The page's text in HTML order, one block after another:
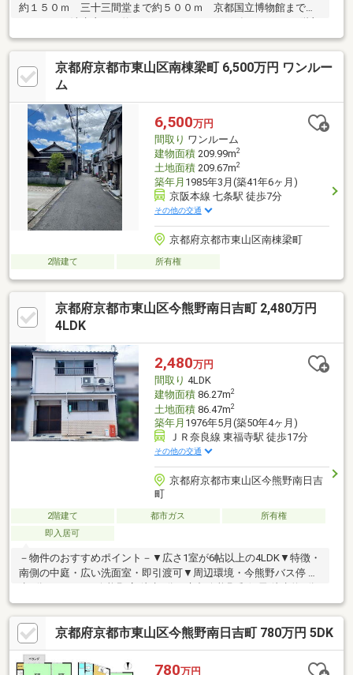
約１５０ｍ 三十三間堂まで約５００ｍ 京都国立博物館まで約
分一部増築 ■２０２４年１０月 ２階トイレ交換済 ■エコキュート
有り
京都府京都市東山区南棟梁町 6,500万円 ワンルー
ム
6,500万円
間取り ワンルーム
建物面積209.99m2
土地面積209.67m2
築年月 1985年3月(築41年6ヶ月)
京阪本線 七条駅 徒歩7分
その他の交通
京都府京都市東山区南棟梁町
2階建て 所有権
京都府京都市東山区今熊野南日吉町 2,480万円
4LDK
2,480万円
間取り 4LDK
建物面積86.27m2
土地面積86.47m2
築年月 1976年5月(築50年4ヶ月)
ＪＲ奈良線 東福寺駅 徒歩17分
その他の交通
京都府京都市東山区今熊野南日吉
町
2階建て 都市ガス
所有権
即入居可
－物件のおすすめポイント－▼広さ1室が6帖以上の4LDK▼特徴・
南側の中庭・広い洗面室・即引渡可▼周辺環境・今熊野バス停 徒
■ ご希望の住まい探しをお手伝いします ━━━━━・・・物件の
詳細・ご相談はお気軽にお問い合わせください。＜内覧予約はお
気軽に＞土日祝はもちろん、GW ・お盆・年末年始以外は営業し
ていますので、お気軽にお問い合わせください！WEBでのご予約
も受け付けています。下部のカレンダーからお気軽にご予約リク
京都府京都市東山区今熊野南日吉町 780万円 5DK
780万円